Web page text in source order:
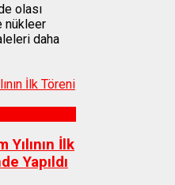
olası
nükleer
daha
İlk
Yapıldı